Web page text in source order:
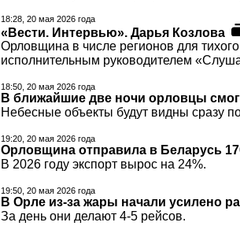
18:28, 20 мая 2026 года
«Вести. Интервью». Дарья Козлова
Орловщина в числе регионов для
исполнительным руководителем
18:50, 20 мая 2026 года
В ближайшие две ночи орловцы
Небесные объекты будут видны сразу
19:20, 20 мая 2026 года
Орловщина отправила в Беларусь
В 2026 году экспорт вырос на 24%.
19:50, 20 мая 2026 года
В Орле из-за жары начали усилено
За день они делают 4-5 рейсов.